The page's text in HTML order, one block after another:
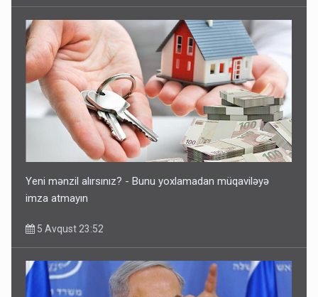
Yeni mənzil alırsınız? - Bunu yoxlamadan müqaviləyə
imza atmayın
5 Avqust 23:52